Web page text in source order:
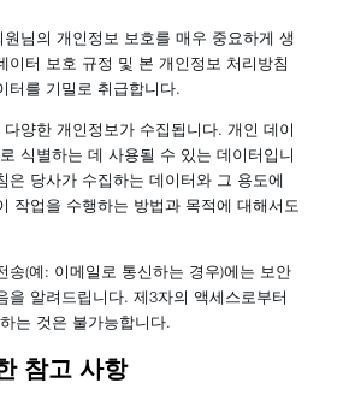
님의 개인정보 보호를 매우 중요하게 생
이터 보호 규정 및 본 개인정보 처리방침
터를 기밀로 취급합니다.
양한 개인정보가 수집됩니다. 개인 데이
식별하는 데 사용될 수 있는 데이터입니
은 당사가 수집하는 데이터와 그 용도에
작업을 수행하는 방법과 목적에 대해서도
송(예: 이메일로 통신하는 경우)에는 보안
을 알려드립니다. 제3자의 액세스로부터
는 것은 불가능합니다.
참고 사항